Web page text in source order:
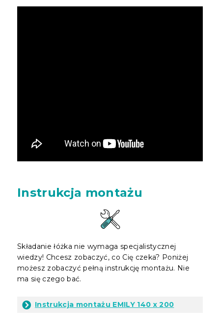
Instrukcja montażu
Składanie łóżka nie wymaga specjalistycznej
wiedzy! Chcesz zobaczyć, co Cię czeka? Poniżej
możesz zobaczyć pełną instrukcję montażu. Nie
ma się czego bać.
Instrukcja montażu EMILY 140 x 200